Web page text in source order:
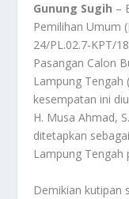
Gunung Sugih –
Pemilihan Umum
24/PL.02.7-KPT/
Pasangan Calon
Lampung Tengah
kesempatan ini
H. Musa Ahmad,
ditetapkan
Lampung Tengah
Demikian kutipan